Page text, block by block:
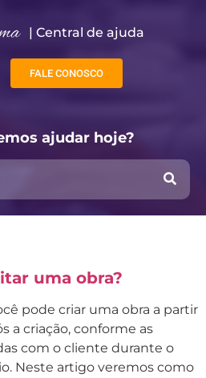
| Central de ajuda​
FALE CONOSCO
ajudar hoje?
uma obra?
pode criar uma obra a partir
a criação, conforme as
com o cliente durante o
Neste artigo veremos como